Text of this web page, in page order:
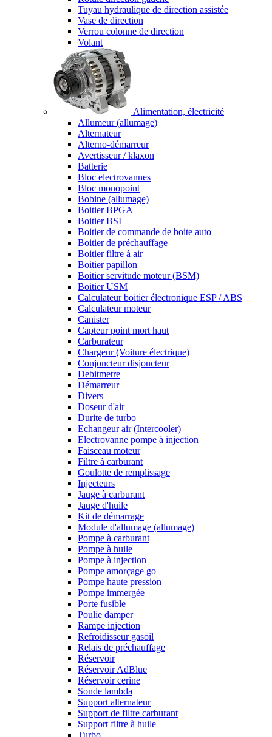
Tuyau hydraulique de direction assistée
Vase de direction
Verrou colonne de direction
Volant
Alimentation, électricité
Allumeur (allumage)
Alternateur
Alterno-démarreur
Avertisseur / klaxon
Batterie
Bloc electrovannes
Bloc monopoint
Bobine (allumage)
Boitier BPGA
Boitier BSI
Boitier de commande de boite auto
Boitier de préchauffage
Boitier filtre à air
Boitier papillon
Boitier servitude moteur (BSM)
Boitier USM
Calculateur boitier électronique ESP / ABS
Calculateur moteur
Canister
Capteur point mort haut
Carburateur
Chargeur (Voiture électrique)
Conjoncteur disjoncteur
Debitmetre
Démarreur
Divers
Doseur d'air
Durite de turbo
Echangeur air (Intercooler)
Electrovanne pompe à injection
Faisceau moteur
Filtre à carburant
Goulotte de remplissage
Injecteurs
Jauge à carburant
Jauge d'huile
Kit de démarrage
Module d'allumage (allumage)
Pompe à carburant
Pompe à huile
Pompe à injection
Pompe amorçage go
Pompe haute pression
Pompe immergée
Porte fusible
Poulie damper
Rampe injection
Refroidisseur gasoil
Relais de préchauffage
Réservoir
Réservoir AdBlue
Réservoir cerine
Sonde lambda
Support alternateur
Support de filtre carburant
Support filtre à huile
Turbo